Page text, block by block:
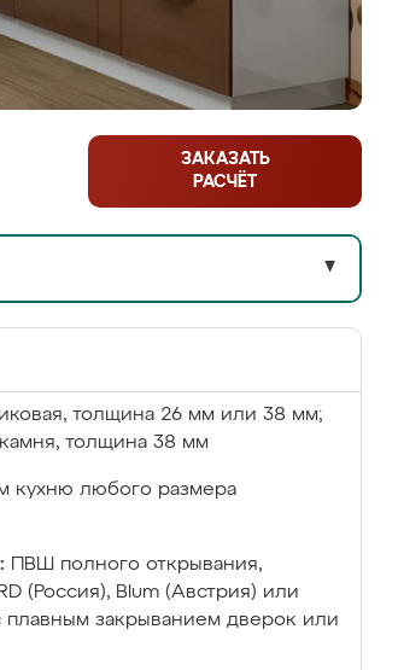
ЗАКАЗАТЬ
РАСЧЁТ
▼
толщина 26 мм или 38 мм;
толщина 38 мм
кухню любого размера
ПВШ полного открывания,
(Россия), Blum (Австрия) или
плавным закрыванием дверок или